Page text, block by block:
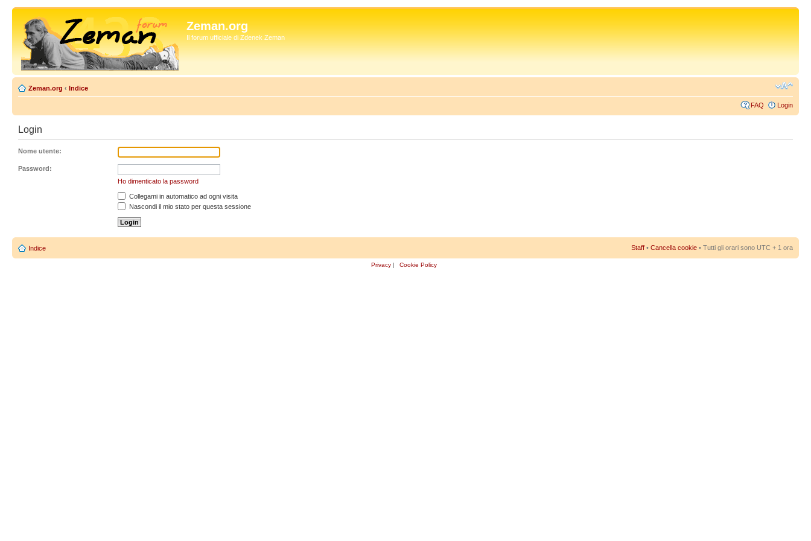
Zeman.org
Il forum ufficiale di Zdenek Zeman
Zeman.org ‹ Indice
FAQ Login
Login
Nome utente:
Password:
Ho dimenticato la password
Collegami in automatico ad ogni visita
Nascondi il mio stato per questa sessione
Indice Staff • Cancella cookie • Tutti gli orari sono UTC + 1 ora
Privacy | Cookie Policy